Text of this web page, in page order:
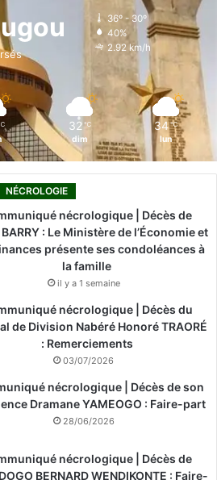
i
n
g
r
k
36º - 30º
40%
2.92 km/h
32 ℃
dim
34 ℃
lun
NÉCROLOGIE
nécrologique | Décès de
: Le Ministère de l’Économie et
présente ses condoléances à
la famille
il y a 1 semaine
nécrologique | Décès du
de Division Nabéré Honoré TRAORÉ
: Remerciements
03/07/2026
nécrologique | Décès de son
Dramane YAMEOGO : Faire-part
28/06/2026
nécrologique | Décès de
BERNARD WENDIKONTE : Faire-